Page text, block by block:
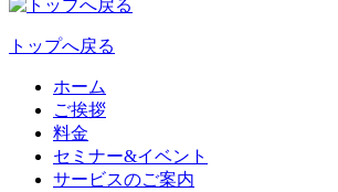
トップへ戻る
ホーム
ご挨拶
料金
セミナー&イベント
サービスのご案内